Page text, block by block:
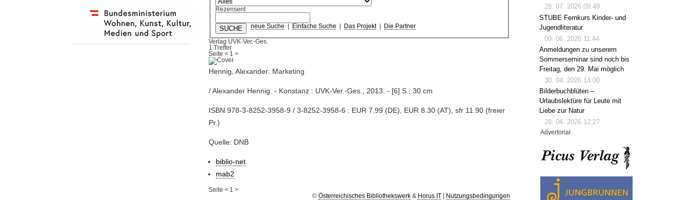
Rezensent
neue Suche Einfache Suche Das Projekt| Die Partner
Verlag UVK-Ver.-Ges.
1 Treffer
Seite< 1 >
Hennig, Alexander: Marketing
/ Alexander Hennig. - Konstanz : UVK-Ver.-Ges., 2013. - [6] S.; 30 cm
ISBN 978-3-8252-3958-9 / 3-8252-3958-6 : EUR 7.99 (DE), EUR 8.30 (AT), sfr 11.90 (freier
Pr.)
Quelle: DNB
biblio-net
mab2
Seite< 1 >
© Österreichisches Bibliothekswerk& Horus IT Nutzungsbedingungen
28. 07. 2026 09:49
STUBE Fernkurs Kinder- und
Jugendliteratur
09. 06. 2026 11:44
Anmeldungen zu unserem
Sommerseminar sind noch bis
Freitag, den 29. Mai möglich
30. 04. 2026 14:00
Bilderbuchblüten –
Urlaubslektüre für Leute mit
Liebe zur Natur
28. 04. 2026 12:27
Advertorial